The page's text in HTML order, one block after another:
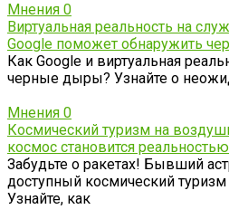
Мнения 0
Виртуальная реальность на
Google поможет обнаружить
Как Google и виртуальная
черные дыры? Узнайте о
Мнения 0
Космический туризм на
космос становится реальностью
Забудьте о ракетах! Бывший
доступный космический
Узнайте, как